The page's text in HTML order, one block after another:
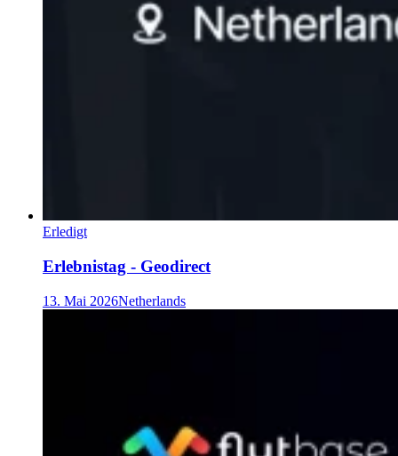
Erledigt
Erlebnistag - Geodirect
13. Mai 2026Netherlands